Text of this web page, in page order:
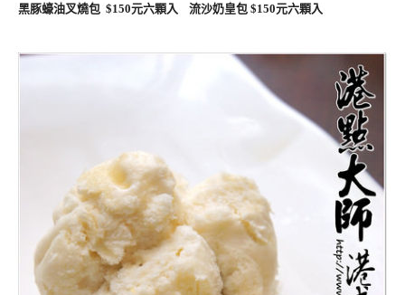
黑豚蠔油叉燒包 $150元六顆入 流沙奶皇包 $150元六顆入